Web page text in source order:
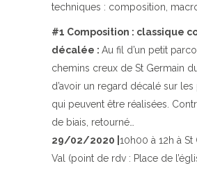
techniques : composition,
#1 Composition : classique
décalée : Au fil d’un petit
chemins creux de St Germain
d’avoir un regard décalé sur
qui peuvent être réalisées.
de biais, retourné…
29/02/2020 | 10h00 à 12h à St
Val (point de rdv : Place de